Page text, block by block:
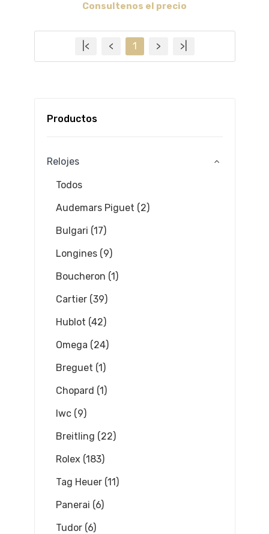
Productos
Relojes
Todos
Audemars Piguet (2)
Bulgari (17)
Longines (9)
Boucheron (1)
Cartier (39)
Hublot (42)
Omega (24)
Breguet (1)
Chopard (1)
Iwc (9)
Breitling (22)
Rolex (183)
Tag Heuer (11)
Panerai (6)
Tudor (6)
Consultenos el precio
|< < 1 > >|